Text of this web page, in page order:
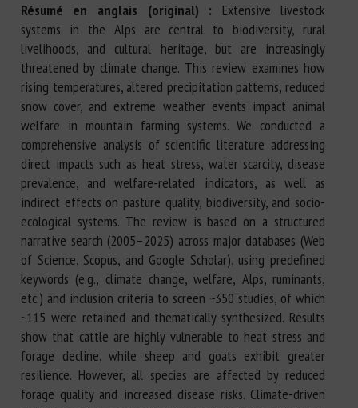
Résumé en anglais (original) : Extensive livestock
systems in the Alps are central to biodiversity, rural
livelihoods, and cultural heritage, but are increasingly
threatened by climate change. This review examines how
rising temperatures, altered precipitation patterns, reduced
snow cover, and extreme weather events impact animal
welfare in mountain farming systems. We conducted a
comprehensive analysis of scientific literature addressing
direct impacts such as heat stress, water scarcity, disease
prevalence, and welfare-related indicators, as well as
indirect effects on pasture quality, biodiversity, and socio-
ecological systems. The review is based on a structured
narrative search (2005–2025) across major databases (Web
of Science, Scopus, and Google Scholar), using predefined
keywords (e.g., climate change, welfare, Alps, ruminants,
etc.) and inclusion criteria to screen ~350 studies, of which
~115 were retained and thematically synthesized. Results
show that cattle are highly vulnerable to heat stress and
forage decline, while sheep and goats exhibit greater
resilience. However, all species are affected by reduced
forage quality and increased disease risks. Climate-driven